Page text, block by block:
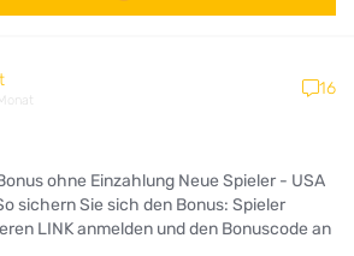
16
ohne Einzahlung Neue Spieler - USA
sichern Sie sich den Bonus: Spieler
LINK anmelden und den Bonuscode an